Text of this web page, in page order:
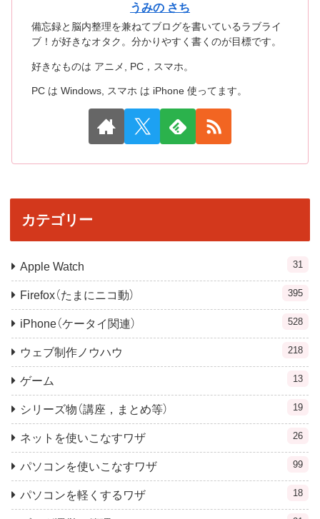
うみの さち
備忘録と脳内整理を兼ねてブログを書いているラブライ
ブ！が好きなオタク。分かりやすく書くのが目標です。
好きなものは アニメ, PC，スマホ。
PC は Windows, スマホ は iPhone 使ってます。
カテゴリー
Apple Watch 31
Firefox（たまにニコ動） 395
iPhone（ケータイ関連） 528
ウェブ制作ノウハウ 218
ゲーム 13
シリーズ物（講座，まとめ等） 19
ネットを使いこなすワザ 26
パソコンを使いこなすワザ 99
パソコンを軽くするワザ 18